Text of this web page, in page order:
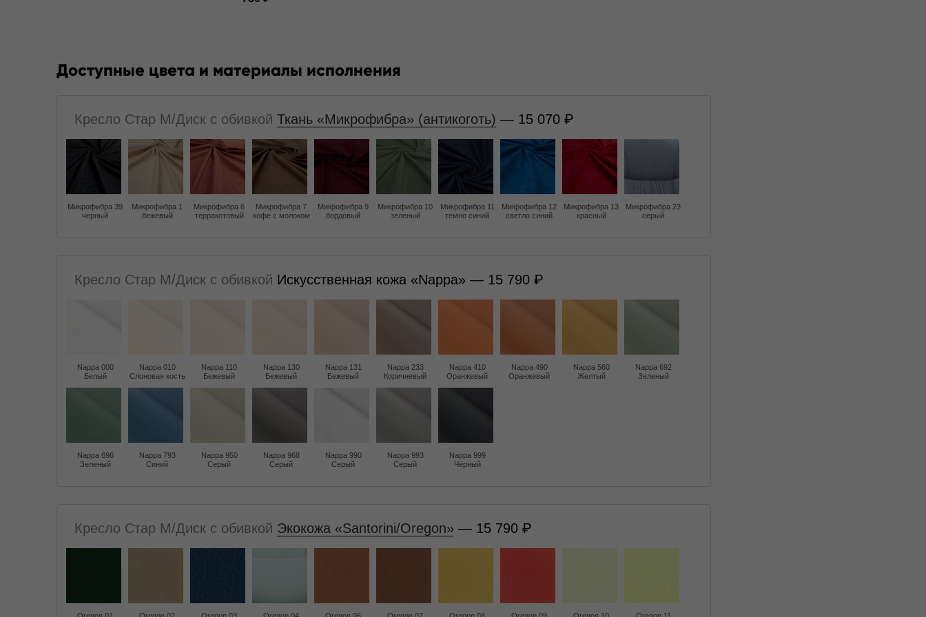
Доступные цвета и материалы исполнения
Кресло Стар M/Диск с обивкой Ткань «Микрофибра» (антикоготь) — 15 070
Микрофибра 39
черный
Микрофибра 1
бежевый
Микрофибра 6
терракотовый
Микрофибра 7
кофе с молоком
Микрофибра 9
бордовый
Микрофибра 10
зеленый
Микрофибра 11
темно синий
Микрофибра 12
светло синий
Микрофибра 13
красный
Микрофибра 23
серый
Кресло Стар M/Диск с обивкой Искусственная кожа «Nappa» — 15 790
Nappa 000
Белый
Nappa 010
Слоновая кость
Nappa 110
Бежевый
Nappa 130
Бежевый
Nappa 131
Бежевый
Nappa 233
Коричневый
Nappa 410
Оранжевый
Nappa 490
Оранжевый
Nappa 560
Желтый
Nappa 692
Зеленый
Nappa 696
Зеленый
Nappa 793
Синий
Nappa 950
Серый
Nappa 968
Серый
Nappa 990
Серый
Nappa 993
Серый
Nappa 999
Чёрный
Кресло Стар M/Диск с обивкой Экокожа «Santorini/Oregon» — 15 790